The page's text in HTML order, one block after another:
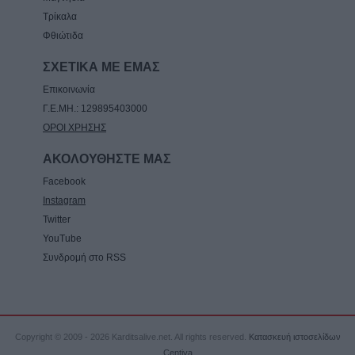
5 Αυγούστου 2026, 15:48
κυβέρνησης και περιφέρειας Θεσσαλίας, για
Τρίκαλα
Φθιώτιδα
ΣΧΕΤΙΚΑ ΜΕ ΕΜΑΣ
Επικοινωνία
Γ.Ε.ΜΗ.: 129895403000
ΟΡΟΙ ΧΡΗΣΗΣ
ΑΚΟΛΟΥΘΗΣΤΕ ΜΑΣ
Facebook
Instagram
Twitter
YouTube
Συνδρομή στο RSS
Copyright © 2009 - 2026 Karditsalive.net. All rights reserved.
Κατασκευή ιστοσελίδων
Centiva